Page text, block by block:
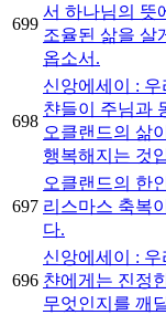
699
서 하나님의 뜻
조율된 삶을 살
옵소서.
698
신앙에세이 :
챤들이 주님과
오클랜드의 삶
행복해지는 것
697
오클랜드의 한
리스마스 축복
다.
696
신앙에세이 :
챤에게는 진정
무엇인지를 깨